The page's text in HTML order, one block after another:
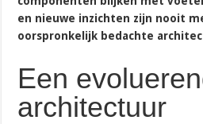
en nieuwe inzichten zijn nooit
oorspronkelijk bedachte
Een
architectuur